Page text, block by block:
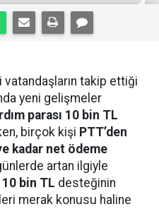
takip ettiği
yeni gelişmeler
parası 10 bin TL
birçok kişi PTT’den
kadar net ödeme
artan ilgiyle
10 bin TL desteğinin
merak konusu haline